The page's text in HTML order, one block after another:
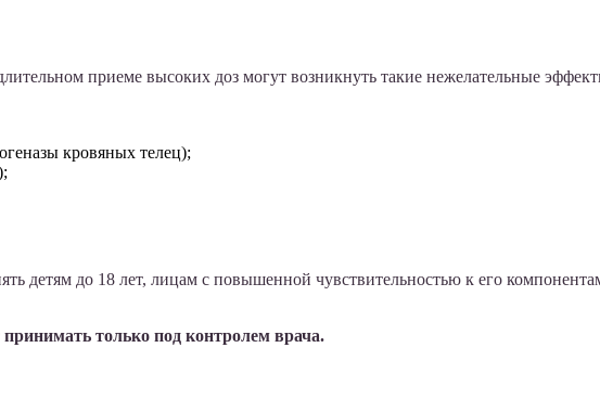
приеме высоких доз могут возникнуть такие нежелательные
кровяных телец);
детям до 18 лет, лицам с повышенной чувствительностью к его
только под контролем врача.